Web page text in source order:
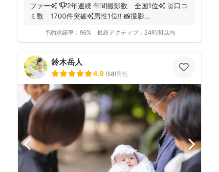
ファー✨ 🏆2年連続 年間撮影数 全国1位✨ 🥇口コ
ミ数 1700件突破✨男性1位‼️ 📸撮影...
予約承諾率： 96% 最終アクティブ： 24時間以内
鈴木岳人
4.9 (58)男性